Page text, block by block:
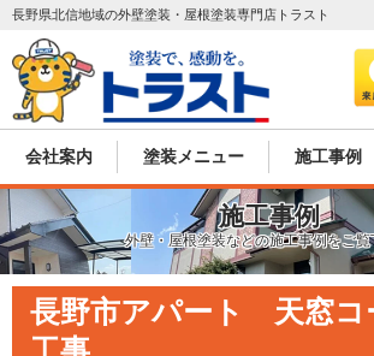
長野県北信地域の外壁塗装・屋根塗装専門店トラスト
会社案内 塗装メニュー 施工事例
施工事例
外壁・屋根塗装などの施工事例をご覧
長野市アパート 天窓コ